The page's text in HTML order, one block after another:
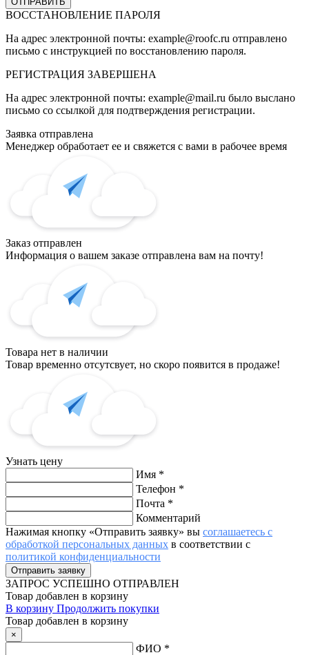
ВОССТАНОВЛЕНИЕ ПАРОЛЯ
На адрес электронной почты: example@roofc.ru отправлено
письмо с инструкцией по восстановлению пароля.
РЕГИСТРАЦИЯ ЗАВЕРШЕНА
На адрес электронной почты: example@mail.ru было выслано
письмо со ссылкой для подтверждения регистрации.
Заявка отправлена
Менеджер обработает ее и свяжется с вами в рабочее время
Заказ отправлен
Информация о вашем заказе отправлена вам на почту!
Товара нет в наличии
Товар временно отсутсвует, но скоро появится в продаже!
Узнать цену
Имя *
Телефон *
Почта *
Комментарий
Нажимая кнопку «Отправить заявку» вы соглашаетесь с
обработкой персональных данных в соответствии с
политикой конфиденциальности
ЗАПРОС УСПЕШНО ОТПРАВЛЕН
Товар добавлен в корзину
В корзину Продолжить покупки
Товар добавлен в корзину
×
ФИО *